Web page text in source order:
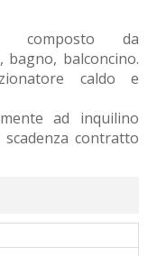
composto da
balconcino.
caldo e
ad inquilino
contratto